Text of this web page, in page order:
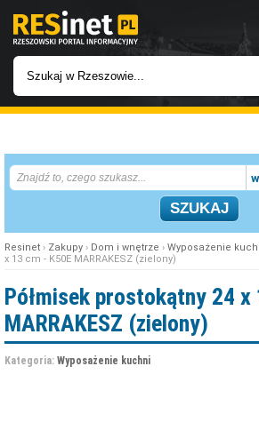
INWESTYCJE
IMPREZY
W KINACH
Resinet › Zakupy › Dom i wnętrze › Wyposażenie
x 13 cm - K50E MARRAKESZ (zielony)
Półmisek prostokątny 24 x
MARRAKESZ (zielony)
Kategoria: Wyposażenie kuchni